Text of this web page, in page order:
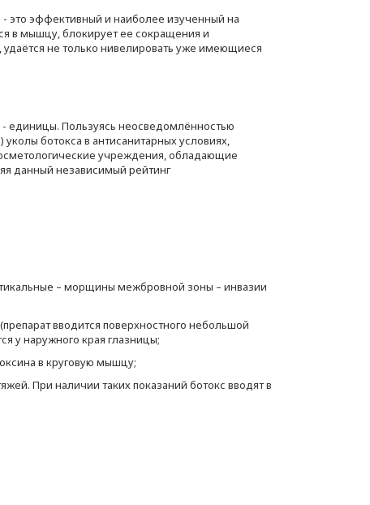
- это эффективный и наиболее изученный на
в мышцу, блокирует ее сокращения и
не только нивелировать уже имеющиеся
единицы. Пользуясь неосведомлённостью
ботокса в антисанитарных условиях,
учреждения, обладающие
данный независимый рейтинг
– морщины межбровной зоны – инвазии
вводится поверхностного небольшой
у наружного края глазницы;
в круговую мышцу;
При наличии таких показаний ботокс вводят в